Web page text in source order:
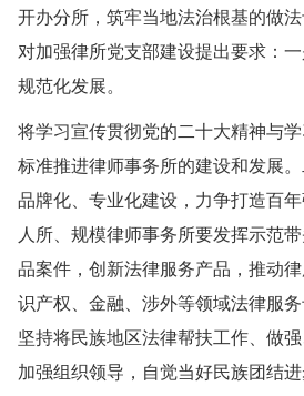
开办分所，筑牢当地法治根基的做法
对加强律所党支部建设提出要求：一
规范化发展。
将学习宣传贯彻党的二十大精神与
标准推进律师事务所的建设和发展
品牌化、专业化建设，力争打造百
人所、规模律师事务所要发挥示范
品案件，创新法律服务产品，推动
识产权、金融、涉外等领域法律服
坚持将民族地区法律帮扶工作、做强
加强组织领导，自觉当好民族团结